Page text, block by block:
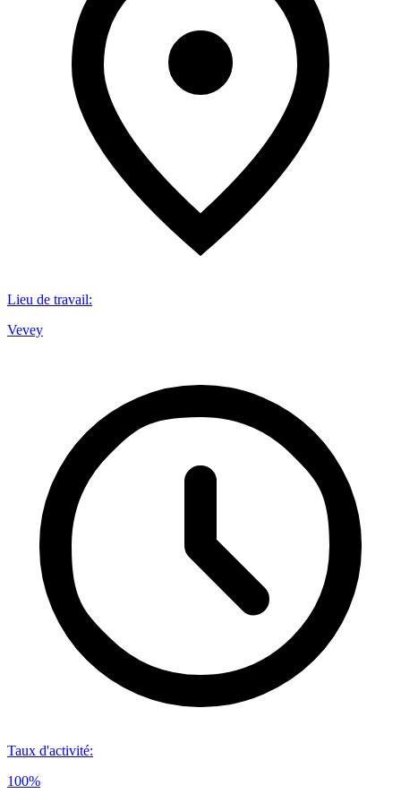
Lieu de travail:
Vevey
Taux d'activité:
100%